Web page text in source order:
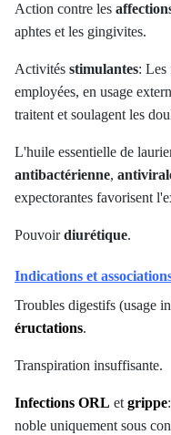
Action contre les
aphtes et les gingivites.
Activités stimulantes: Les
employées, en usage
traitent et soulagent les
L'huile essentielle de
antibactérienne,
expectorantes favorisent
Pouvoirdiurétique.
Indications et
Troubles digestifs (usage
éructations.
Transpiration insuffisante.
Infections ORL et grippe
noble uniquement sous